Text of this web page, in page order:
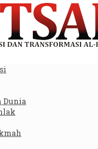
Dunia